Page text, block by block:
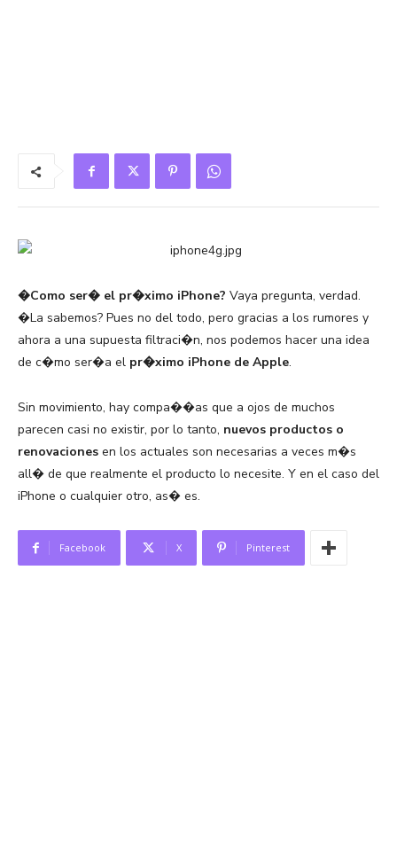
�Como ser� el pr�ximo iPhone? Vaya pregunta, verdad.
�La sabemos? Pues no del todo, pero gracias a los rumores y
ahora a una supuesta filtraci�n, nos podemos hacer una idea
de c�mo ser�a el pr�ximo iPhone de Apple.
Sin movimiento, hay compa��as que a ojos de muchos
parecen casi no existir, por lo tanto, nuevos productos o
renovaciones en los actuales son necesarias a veces m�s
all� de que realmente el producto lo necesite. Y en el caso del
iPhone o cualquier otro, as� es.
Facebook X Pinterest